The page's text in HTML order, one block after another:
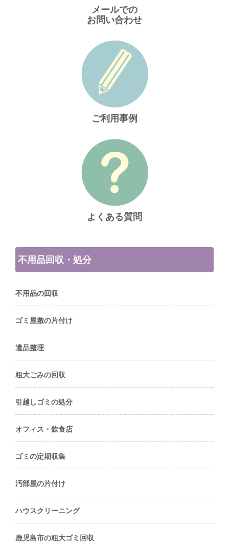
メールでの
お問い合わせ
ご利用事例
よくある質問
不用品回収・処分
不用品の回収
ゴミ屋敷の片付け
遺品整理
粗大ごみの回収
引越しゴミの処分
オフィス・飲食店
ゴミの定期収集
汚部屋の片付け
ハウスクリーニング
鹿児島市の粗大ゴミ回収